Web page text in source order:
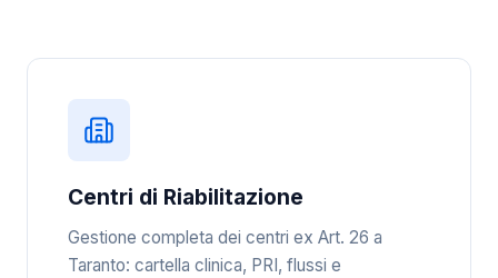
Centri di Riabilitazione
Gestione completa dei centri ex Art. 26 a
Taranto: cartella clinica, PRI, flussi e